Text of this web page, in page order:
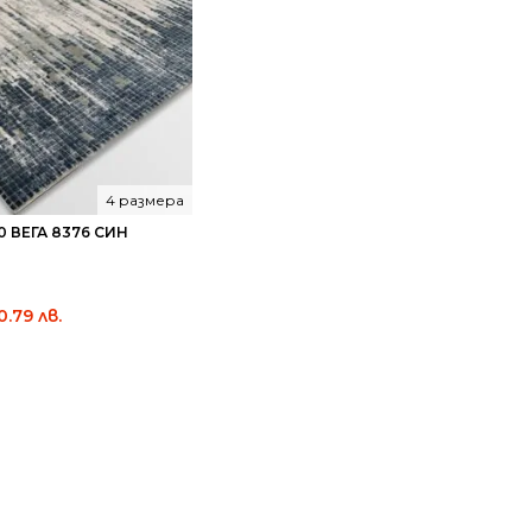
ВЕГА 8376 СИН
4 размера
лв.